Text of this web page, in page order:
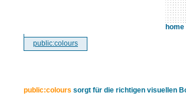
public:colours
home
public:colours sorgt für die richtigen visuellen